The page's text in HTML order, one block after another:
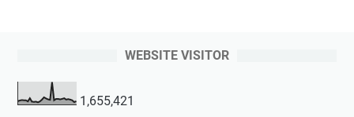
WEBSITE VISITOR
1,655,421